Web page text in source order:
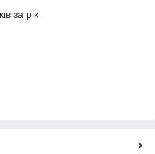
за рік